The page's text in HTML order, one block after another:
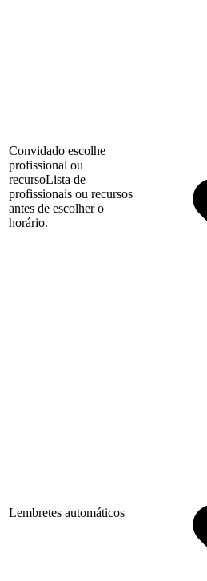
Convidado escolhe
profissional ou
recursoLista de
profissionais ou recursos
antes de escolher o
horário.
Lembretes automáticos